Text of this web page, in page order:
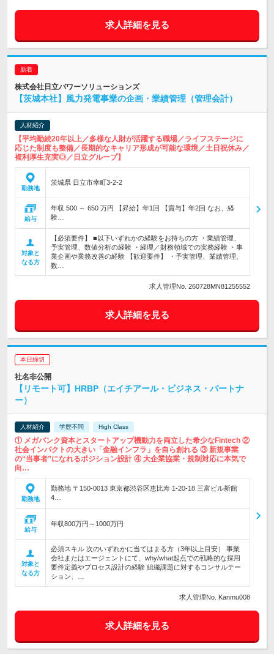
求人詳細を見る
株式会社日立パワーソリューションズ
【茨城本社】風力発電事業の企画・業績管理（管理会計）
人材紹介
【平均勤続20年以上／多様な人財が活躍する職場／ライフステージに
応じた制度も整備／長期的なキャリア形成が可能な環境／土日祝休み／
複利厚生充実◎／日立グループ】
勤務地
茨城県 日立市幸町3-2-2
給与
年収 500 ～ 650 万円 【昇給】年1回 【賞与】年2回 なお、経
験…
対象と
なる方
【必須要件】 ■以下いずれかの経験をお持ちの方 ・業績管理、
予実管理、数値分析の経験 ・経理／財務領域での実務経験 ・事
業企画や業務改善の経験 【歓迎要件】 ・予実管理、業績管理、
数…
求人管理No. 260728MN81255552
求人詳細を見る
本日締切
社名非公開
【リモート可】HRBP（エイチアール・ビジネス・パートナ
ー）
人材紹介 学歴不問 High Class
① メガバンク資本とスタートアップ機動力を両立した希少なFintech ②
社会インパクトの大きい「金融インフラ」を自ら創れる ③ 新規事業
の“当事者”になれるポジション設計 ④ 大企業協業・規制対応に本気で
向…
勤務地
勤務地 〒150-0013 東京都渋谷区恵比寿 1-20-18 三富ビル新館
4…
給与
年収800万円～1000万円
対象と
なる方
必須スキル 次のいずれかに当てはまる方（3年以上目安） 事業
会社またはエージェントにて、why/what起点での戦略的な採用
要件定義やプロセス設計の経験 組織課題に対するコンサルテー
ション、…
求人管理No. Kanmu008
求人詳細を見る